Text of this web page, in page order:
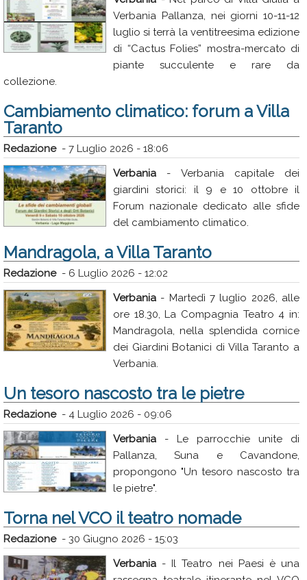
Verbania Pallanza, nei giorni 10-11-12
luglio si terrà la ventitreesima edizione
di “Cactus Folies” mostra-mercato di
piante succulente e rare da
collezione.
Cambiamento climatico: forum a Villa
Taranto
Redazione- 7 Luglio 2026 - 18:06
Verbania - Verbania capitale dei
giardini storici: il 9 e 10 ottobre il
Forum nazionale dedicato alle sfide
del cambiamento climatico.
Mandragola, a Villa Taranto
Redazione- 6 Luglio 2026 - 12:02
Verbania - Martedì 7 luglio 2026, alle
ore 18.30, La Compagnia Teatro 4 in:
Mandragola, nella splendida cornice
dei Giardini Botanici di Villa Taranto a
Verbania.
Un tesoro nascosto tra le pietre
Redazione- 4 Luglio 2026 - 09:06
Verbania - Le parrocchie unite di
Pallanza, Suna e Cavandone,
propongono "Un tesoro nascosto tra
le pietre".
Torna nel VCO il teatro nomade
Redazione- 30 Giugno 2026 - 15:03
Verbania - Il Teatro nei Paesi è una